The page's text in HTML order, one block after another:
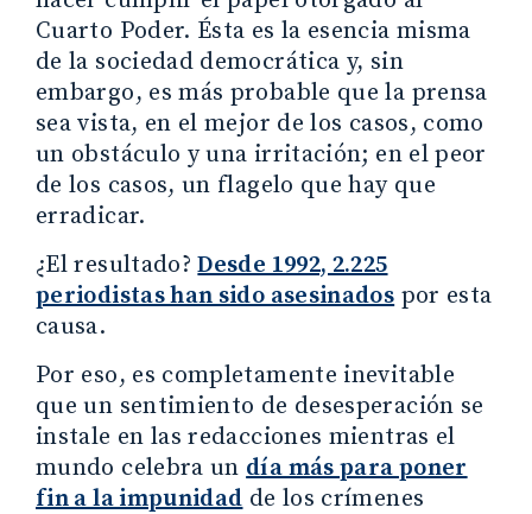
Cuarto Poder. Ésta es la esencia misma
de la sociedad democrática y, sin
embargo, es más probable que la prensa
sea vista, en el mejor de los casos, como
un obstáculo y una irritación; en el peor
de los casos, un flagelo que hay que
erradicar.
¿El resultado?Desde 1992, 2.225
periodistas han sido asesinados por esta
causa.
Por eso, es completamente inevitable
que un sentimiento de desesperación se
instale en las redacciones mientras el
mundo celebra un día más para poner
fin a la impunidad de los crímenes